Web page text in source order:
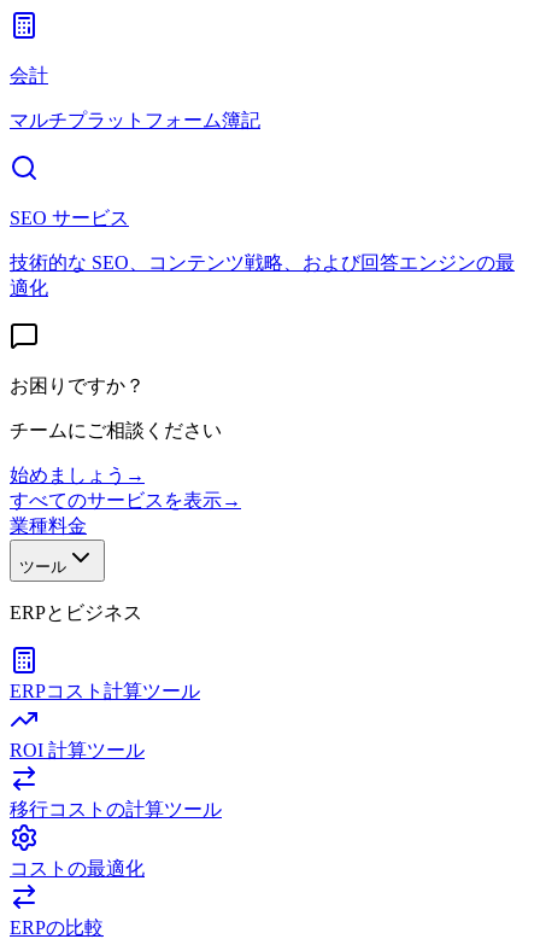
会計
マルチプラットフォーム簿記
SEO サービス
技術的な SEO、コンテンツ戦略、および回答エンジンの最
適化
お困りですか？
チームにご相談ください
始めましょう →
すべてのサービスを表示→
業種料金
ツール
ERPとビジネス
ERPコスト計算ツール
ROI 計算ツール
移行コストの計算ツール
コストの最適化
ERPの比較